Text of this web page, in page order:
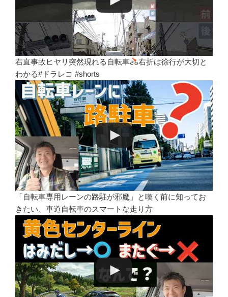
右直事故ヒヤリ突然現れる自転車
右折は徐行が大切と
わかる#ドラレコ #shorts
「自転車専用レーンの路駐が邪魔」と嘆く前に知ってお
きたい、車道自転車のスマートな走り方